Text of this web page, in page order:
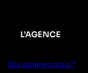
L’AGENCE
Qui sommes-nous ?